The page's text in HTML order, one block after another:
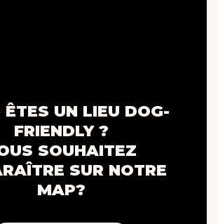
ÊTES UN LIEU DOG-
FRIENDLY ?
SOUHAITEZ
SUR NOTRE
MAP?